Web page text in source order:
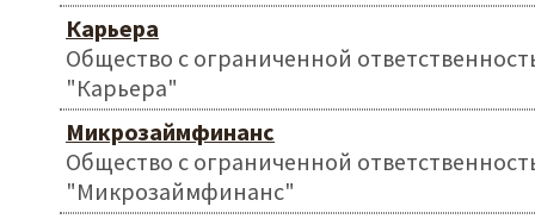
Карьера
Общество с ограниченной
"Карьера"
Микрозаймфинанс
Общество с ограниченной
"Микрозаймфинанс"